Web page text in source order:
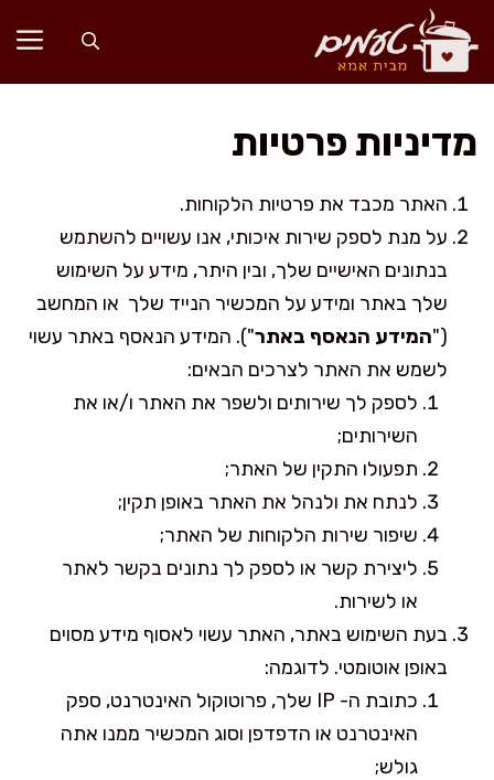
לדלג
לתוכן
מדיניות פרטיות
האתר מכבד את פרטיות הלקוחות.
על מנת לספק שירות איכותי, אנו עשויים להשתמש
בנתונים האישיים שלך, ובין היתר, מידע על השימוש
שלך באתר ומידע על המכשיר הנייד שלך או המחשב
("המידע הנאסף באתר"). המידע הנאסף באתר עשוי
לשמש את האתר לצרכים הבאים:
לספק לך שירותים ולשפר את האתר ו/או את
השירותים;
תפעולו התקין של האתר;
לנתח את ולנהל את האתר באופן תקין;
שיפור שירות הלקוחות של האתר;
ליצירת קשר או לספק לך נתונים בקשר לאתר
או לשירות.
בעת השימוש באתר, האתר עשוי לאסוף מידע מסוים
באופן אוטומטי. לדוגמה:
כתובת ה- IP שלך, פרוטוקול האינטרנט, ספק
האינטרנט או הדפדפן וסוג המכשיר ממנו אתה
גולש;